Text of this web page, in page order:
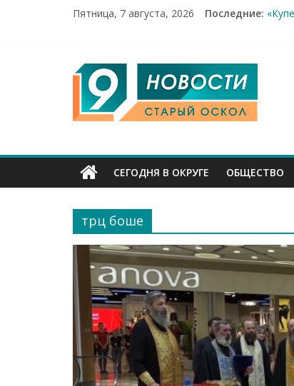
Пятница, 7 августа, 2026 Последние:
9
Канал
Старый
Оскол
СЕГОДНЯ В ОКРУГЕ ОБЩЕСТВО
трц боше